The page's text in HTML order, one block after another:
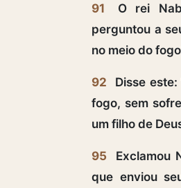
91
O rei
perguntou a
no meio do
92
Disse
fogo, sem
um filho de
95
Exclamou
que enviou